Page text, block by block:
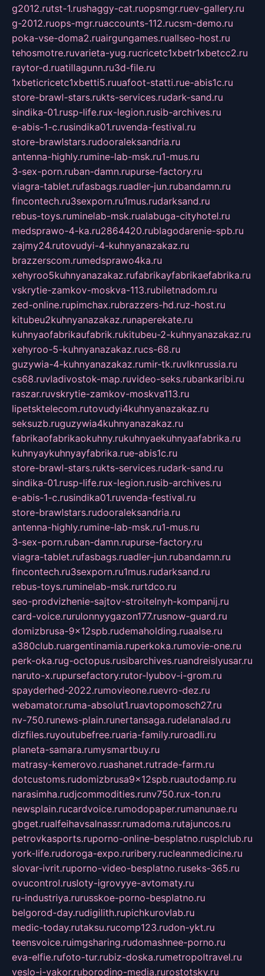
g2012.rutst-1.rushaggy-cat.ruopsmgr.ruev-gallery.ru
g-2012.ruops-mgr.ruaccounts-112.rucsm-demo.ru
poka-vse-doma2.ruairgungames.ruallseo-host.ru
tehosmotre.ruvarieta-yug.rucricetc1xbetr1xbetcc2.ru
raytor-d.ruatillagunn.ru3d-file.ru
1xbeticricetc1xbetti5.ruuafoot-statti.rue-abis1c.ru
store-brawl-stars.rukts-services.rudark-sand.ru
sindika-01.rusp-life.rux-legion.rusib-archives.ru
e-abis-1-c.rusindika01.ruvenda-festival.ru
store-brawlstars.rudooraleksandria.ru
antenna-highly.rumine-lab-msk.ru1-mus.ru
3-sex-porn.ruban-damn.rupurse-factory.ru
viagra-tablet.rufasbags.ruadler-jun.rubandamn.ru
fincontech.ru3sexporn.ru1mus.rudarksand.ru
rebus-toys.ruminelab-msk.rualabuga-cityhotel.ru
medsprawo-4-ka.ru2864420.rublagodarenie-spb.ru
zajmy24.rutovudyi-4-kuhnyanazakaz.ru
brazzerscom.rumedsprawo4ka.ru
xehyroo5kuhnyanazakaz.rufabrikayfabrikaefabrika.ru
vskrytie-zamkov-moskva-113.rubiletnadom.ru
zed-online.rupimchax.rubrazzers-hd.ruz-host.ru
kitubeu2kuhnyanazakaz.runaperekate.ru
kuhnyaofabrikaufabrik.rukitubeu-2-kuhnyanazakaz.ru
xehyroo-5-kuhnyanazakaz.rucs-68.ru
guzywia-4-kuhnyanazakaz.rumir-tk.ruvlknrussia.ru
cs68.ruvladivostok-map.ruvideo-seks.rubankaribi.ru
raszar.ruvskrytie-zamkov-moskva113.ru
lipetsktelecom.rutovudyi4kuhnyanazakaz.ru
seksuzb.ruguzywia4kuhnyanazakaz.ru
fabrikaofabrikaokuhny.rukuhnyaekuhnyaafabrika.ru
kuhnyaykuhnyayfabrika.rue-abis1c.ru
store-brawl-stars.rukts-services.rudark-sand.ru
sindika-01.rusp-life.rux-legion.rusib-archives.ru
e-abis-1-c.rusindika01.ruvenda-festival.ru
store-brawlstars.rudooraleksandria.ru
antenna-highly.rumine-lab-msk.ru1-mus.ru
3-sex-porn.ruban-damn.rupurse-factory.ru
viagra-tablet.rufasbags.ruadler-jun.rubandamn.ru
fincontech.ru3sexporn.ru1mus.rudarksand.ru
rebus-toys.ruminelab-msk.rurtdco.ru
seo-prodvizhenie-sajtov-stroitelnyh-kompanij.ru
card-voice.rurulonnyygazon177.rusnow-guard.ru
domizbrusa-9x12spb.rudemaholding.ruaalse.ru
a380club.ruargentinamia.ruperkoka.rumovie-one.ru
perk-oka.rug-octopus.rusibarchives.ruandreislyusar.ru
naruto-x.rupursefactory.rutor-lyubov-i-grom.ru
spayderhed-2022.rumovieone.ruevro-dez.ru
webamator.ruma-absolut1.ruavtopomosch27.ru
nv-750.runews-plain.runertansaga.rudelanalad.ru
dizfiles.ruyoutubefree.ruaria-family.ruroadli.ru
planeta-samara.rumysmartbuy.ru
matrasy-kemerovo.ruashanet.rutrade-farm.ru
dotcustoms.rudomizbrusa9x12spb.ruautodamp.ru
narasimha.rudjcommodities.runv750.rux-ton.ru
newsplain.rucardvoice.rumodopaper.rumanunae.ru
gbget.rualfeihavsalnassr.rumadoma.rutajuncos.ru
petrovkasports.ruporno-online-besplatno.rusplclub.ru
york-life.rudoroga-expo.ruribery.rucleanmedicine.ru
slovar-ivrit.ruporno-video-besplatno.ruseks-365.ru
ovucontrol.rusloty-igrovyye-avtomaty.ru
ru-industriya.rurusskoe-porno-besplatno.ru
belgorod-day.rudigilith.rupichkurovlab.ru
medic-today.rutaksu.rucomp123.rudon-ykt.ru
teensvoice.ruimgsharing.rudomashnee-porno.ru
eva-elfie.rufoto-tur.rubiz-doska.rumetropoltravel.ru
veslo-i-yakor.ruborodino-media.rurostotsky.ru